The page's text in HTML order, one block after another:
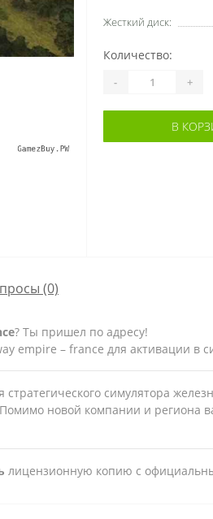
Жесткий диск:
Количество:
- +
В
(0)
? Ты пришел по адресу!
– france для активации в
симулятора
новой компании и региона
лицензионную копию с